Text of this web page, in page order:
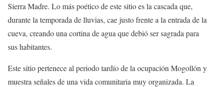
Sierra Madre. Lo más poético de este sitio es la cascada que,
durante la temporada de lluvias, cae justo frente a la entrada de la
cueva, creando una cortina de agua que debió ser sagrada para
sus habitantes.
Este sitio pertenece al periodo tardío de la ocupación Mogollón y
muestra señales de una vida comunitaria muy organizada. La